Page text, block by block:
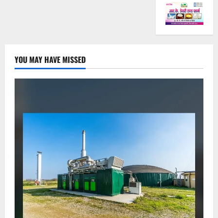
YOU MAY HAVE MISSED